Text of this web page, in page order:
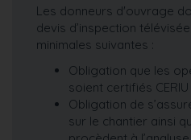
Les donneurs d'ouvrage
devis d’inspection
minimales suivantes :
Obligation que les
soient certifiés CERIU
Obligation de
sur le chantier ainsi